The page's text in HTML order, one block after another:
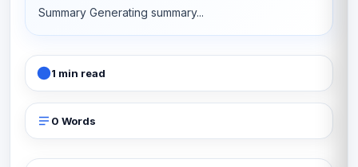
Summary Generating summary...
1 min read
0 Words